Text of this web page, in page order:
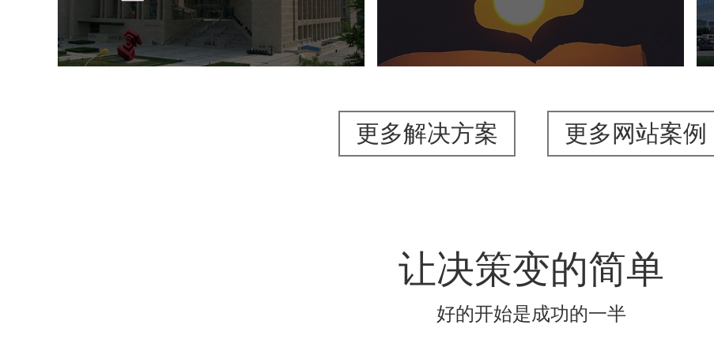
博物馆展厅设计
数字博物馆建设
展厅空间设计
北京展厅设计
产品展厅设计
企业展厅设计
公司展厅设计
国企 品牌官网
网站设计
更多解决方案 更多网站案例
让决策变的简单
好的开始是成功的一半